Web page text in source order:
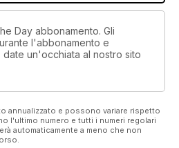
Day abbonamento. Gli
l'abbonamento e
un'occhiata al nostro sito
annualizzato e possono variare rispetto
l'ultimo numero e tutti i numeri regolari
automaticamente a meno che non